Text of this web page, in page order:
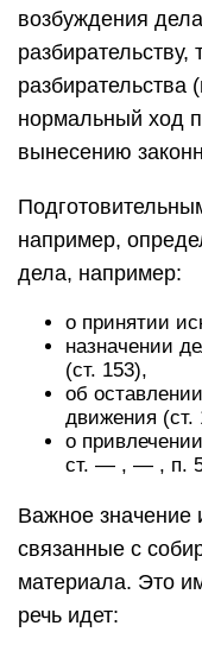
возбуждения
разбирательству,
разбирательства
нормальный ход
вынесению
например,
дела, например:
о принятии
назначении
(ст. 153),
об
движения (ст.
о
ст. — , — , п.
Важное значение
связанные с
материала. Это
речь идет: